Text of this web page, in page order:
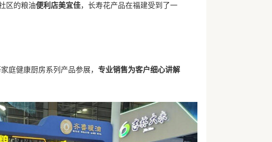
区的粮油便利店美宜佳，长寿花产品在福建受到了一
庭健康厨房系列产品参展， 专业销售为客户细心讲解